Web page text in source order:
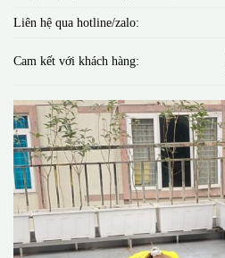
Liên hệ qua hotline/zalo:
Cam kết với khách hàng: